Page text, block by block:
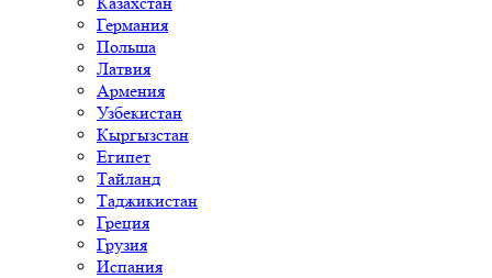
Германия
Польша
Латвия
Армения
Узбекистан
Кыргызстан
Египет
Тайланд
Таджикистан
Греция
Грузия
Испания